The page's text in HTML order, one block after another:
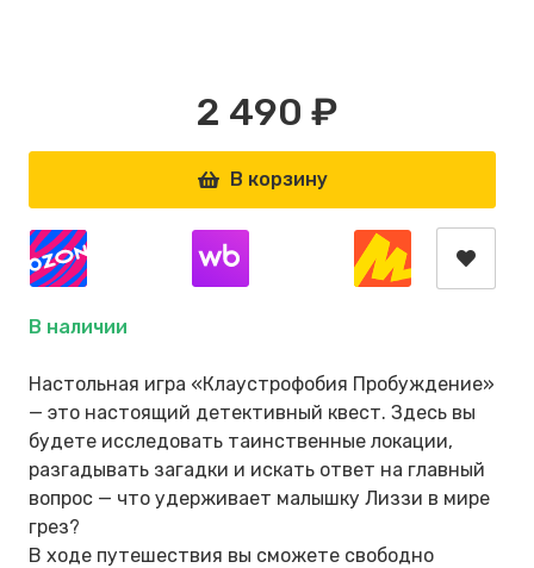
2 490 ₽
В корзину
В наличии
Настольная игра «Клаустрофобия Пробуждение»
— это настоящий детективный квест. Здесь вы
будете исследовать таинственные локации,
разгадывать загадки и искать ответ на главный
вопрос — что удерживает малышку Лиззи в мире
грез?
В ходе путешествия вы сможете свободно